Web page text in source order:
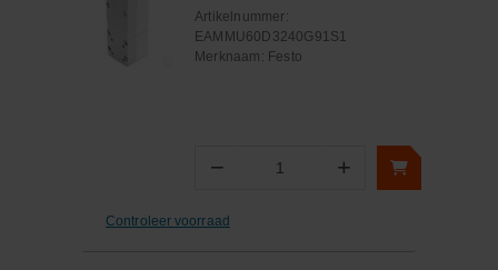
Artikelnummer:
EAMMU60D3240G91S1
Merknaam: Festo
− Aantal +
Controleer voorraad